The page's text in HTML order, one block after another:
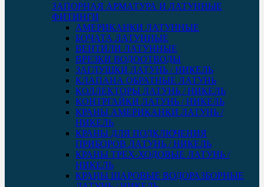
ЗАПОРНАЯ АРМАТУРА И ЛАТУННЫЕ
ФИТИНГИ
АМЕРИКАНКИ ЛАТУННЫЕ
БОЧАТА ЛАТУННЫЕ
ВЕНТИЛИ ЛАТУННЫЕ
ВРЕЗКИ ВОДООТВОДЫ
ЗАГЛУШКИ ЛАТУНЬ / НИКЕЛЬ
КЛАПАНА ОБРАТНЫЕ ЛАТУНЬ
КОЛЛЕКТОРЫ ЛАТУНЬ / НИКЕЛЬ
КОНТРГАЙКИ ЛАТУНЬ / НИКЕЛЬ
КРАНЫ АМЕРИКАНКИ ЛАТУНЬ /
НИКЕЛЬ
КРАНЫ ДЛЯ ПОДКЛЮЧЕНИЯ
ПРИБОРОВ ЛАТУНЬ / НИКЕЛЬ
КРАНЫ ТРЕХ-ХОДОВЫЕ ЛАТУНЬ /
НИКЕЛЬ
КРАНЫ ШАРОВЫЕ ВОДОРАЗБОРНЫЕ